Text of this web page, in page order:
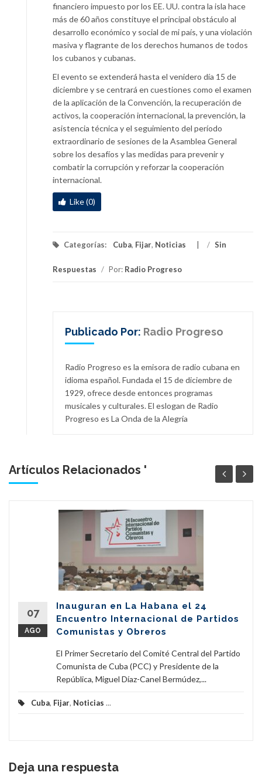
financiero impuesto por los EE. UU. contra la isla hace
más de 60 años constituye el principal obstáculo al
desarrollo económico y social de mi país, y una violación
masiva y flagrante de los derechos humanos de todos
los cubanos y cubanas.
El evento se extenderá hasta el venidero día 15 de
diciembre y se centrará en cuestiones como el examen
de la aplicación de la Convención, la recuperación de
activos, la cooperación internacional, la prevención, la
asistencia técnica y el seguimiento del período
extraordinario de sesiones de la Asamblea General
sobre los desafíos y las medidas para prevenir y
combatir la corrupción y reforzar la cooperación
internacional.
Like (0)
Categorías: Cuba, Fijar, Noticias / Sin
Respuestas / Por: Radio Progreso
Publicado Por: Radio Progreso
Radio Progreso es la emisora de radio cubana en
idioma español. Fundada el 15 de diciembre de
1929, ofrece desde entonces programas
musicales y culturales. El eslogan de Radio
Progreso es La Onda de la Alegría
Artículos Relacionados '
07
AGO
Inauguran en La Habana el 24
Encuentro Internacional de Partidos
Comunistas y Obreros
El Primer Secretario del Comité Central del Partido
Comunista de Cuba (PCC) y Presidente de la
República, Miguel Díaz-Canel Bermúdez,...
Cuba, Fijar, Noticias ...
Deja una respuesta